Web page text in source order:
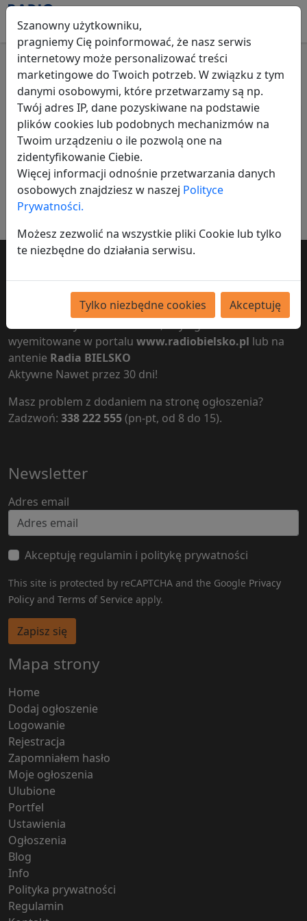
Ślubne
Wszystkie ogłoszenia Usługi Ślubne
Nic nie znaleziono
Dodaj ogłoszenie
Chcesz by twoje ogłoszenie dotarło do
tysięcy osób?
Nie trzeba wychodzić z domu, aby ogłoszenie zostało
wyemitowane w portalu www.radiobielsko.pl lub na
antenie Radia BIELSKO
Aktywne Nawet przez 30 dni!
Masz problem z dodaniem na stronę ogłoszenia?
Zadzwoń: 338 222 555(pn-pt, od 8 do 15).
Newsletter
Adres email
Akceptuję regulamin i politykę prywatności
This site is protected by reCAPTCHA and the Google Privacy
Policy and Terms of Service apply.
Zapisz się
Mapa strony
Home
Dodaj ogłoszenie
Logowanie
Rejestracja
Zapomniałem hasło
Moje ogłoszenia
Ulubione
Portfel
Ustawienia
Ogłoszenia
Blog
Info
Polityka prywatności
Regulamin
Szanowny użytkowniku,
pragniemy Cię poinformować, że nasz serwis
internetowy może personalizować treści
marketingowe do Twoich potrzeb. W związku z tym
danymi osobowymi, które przetwarzamy są np.
Twój adres IP, dane pozyskiwane na podstawie
plików cookies lub podobnych mechanizmów na
Twoim urządzeniu o ile pozwolą one na
zidentyfikowanie Ciebie.
Więcej informacji odnośnie przetwarzania danych
osobowych znajdziesz w naszej Polityce
Prywatności.
Możesz zezwolić na wszystkie pliki Cookie lub tylko
te niezbędne do działania serwisu.
Tylko niezbędne cookies Akceptuję